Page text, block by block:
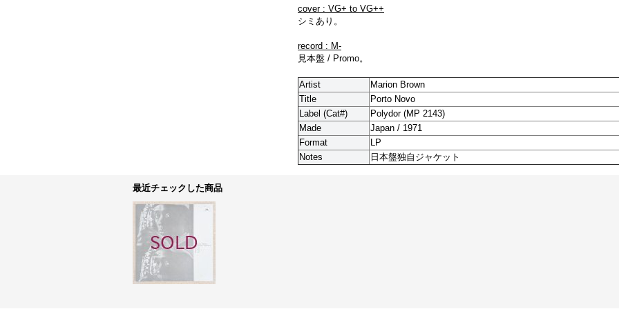
cover : VG+ to VG++
シミあり。
record : M-
見本盤 / Promo。
Artist
Marion Brown
Title
Porto Novo
Label (Cat#)
Polydor (MP 2143)
Made
Japan / 1971
Format
LP
Notes
日本盤独自ジャケット
最近チェックした商品